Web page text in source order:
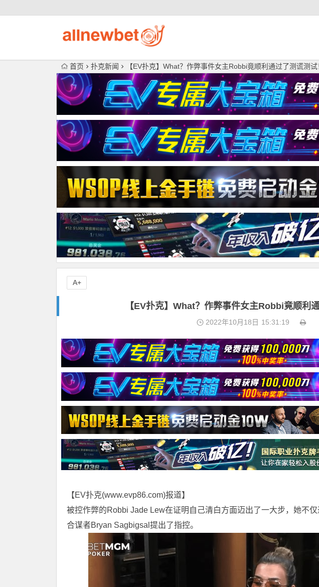
首页 扑克新闻 【EV扑克】What？作弊事件女主Robbi竟顺利通过了测谎测试
【EV扑克】What？作弊事件女主Robbi竟顺利
2022年10月18日 15:31:19
【EV扑克(www.evp86.com)报道】
被控作弊的Robbi Jade Lew在证明自己清白方面迈出了一大步，她不
合谋者Bryan Sagbigsal提出了指控。
A+